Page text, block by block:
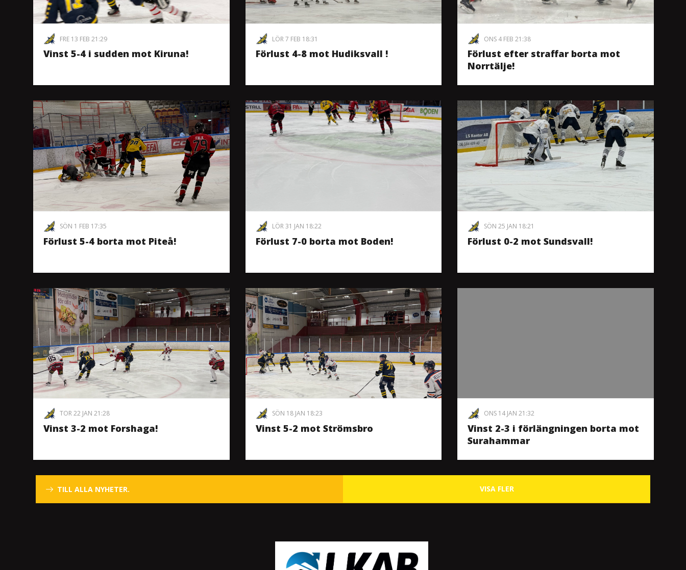
FRE 13 FEB 21:29
Vinst 5-4 i sudden mot Kiruna!
LÖR 7 FEB 18:31
Förlust 4-8 mot Hudiksvall !
ONS 4 FEB 21:38
Förlust efter straffar borta mot
Norrtälje!
SÖN 1 FEB 17:35
Förlust 5-4 borta mot Piteå!
LÖR 31 JAN 18:22
Förlust 7-0 borta mot Boden!
SÖN 25 JAN 18:21
Förlust 0-2 mot Sundsvall!
TOR 22 JAN 21:28
Vinst 3-2 mot Forshaga!
SÖN 18 JAN 18:23
Vinst 5-2 mot Strömsbro
ONS 14 JAN 21:32
Vinst 2-3 i förlängningen borta mot
Surahammar
VISA FLER
TILL ALLA NYHETER.